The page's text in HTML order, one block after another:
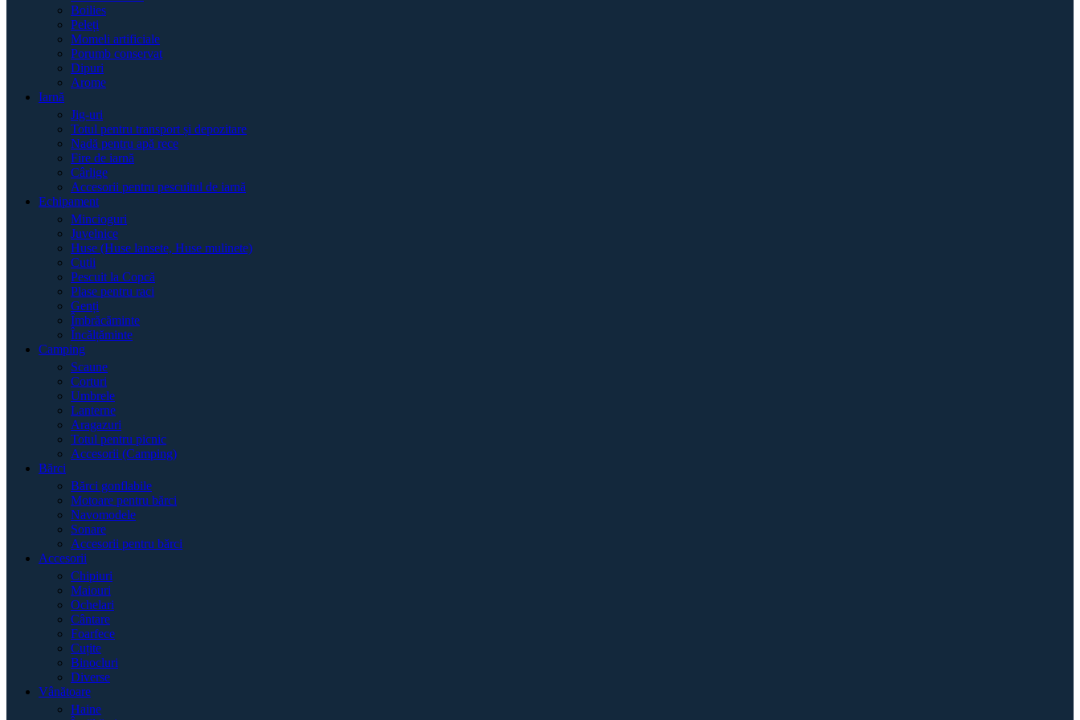
Boilies
Peleți
Momeli artificiale
Porumb conservat
Dipuri
Arome
Iarnă
Jig-uri
Totul pentru transport și depozitare
Nadă pentru apă rece
Fire de iarnă
Cârlige
Accesorii pentru pescuitul de iarnă
Echipament
Mincioguri
Juvelnice
Huse (Huse lansete, Huse mulinete)
Cutii
Pescuit la Copcă
Plase pentru raci
Genți
Îmbrăcăminte
Încălțăminte
Camping
Scaune
Corturi
Umbrele
Lanterne
Aragazuri
Totul pentru picnic
Accesorii (Camping)
Bărci
Bărci gonflabile
Motoare pentru bărci
Navomodele
Sonare
Accesorii pentru bărci
Accesorii
Chipiuri
Maiouri
Ochelari
Cântare
Foarfece
Cuțite
Binocluri
Diverse
Vânătoare
Haine